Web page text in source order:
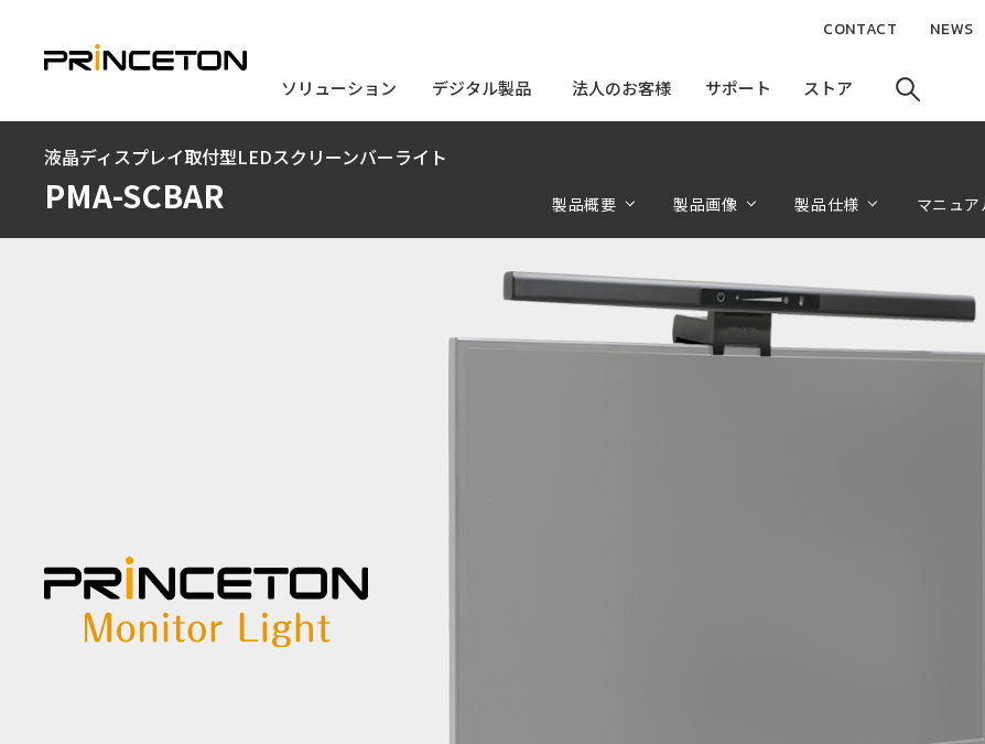
コ
ソリューション
ソリューション デジタル製品
デジタル製品 法人のお客様
法人のお客様 サポート
サポート ストア
ストア
CONTACT NEWS
液晶ディスプレイ取付型LEDスクリーンバーライト
PMA-SCBAR 製品概要 製品画像 製品仕様 マニュ